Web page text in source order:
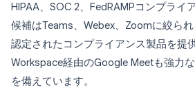
HIPAA、SOC 2、FedRAMPコンプライ
候補はTeams、Webex、Zoomに絞ら
認定されたコンプライアンス製品を提
Workspace経由のGoogle Meetも強力
を備えています。